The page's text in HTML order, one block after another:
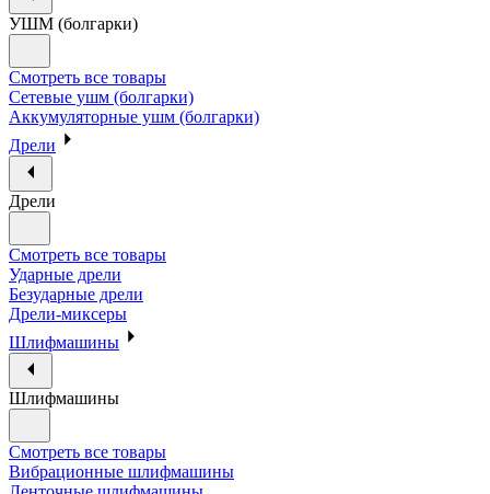
УШМ (болгарки)
Смотреть все товары
Сетевые ушм (болгарки)
Аккумуляторные ушм (болгарки)
Дрели
Дрели
Смотреть все товары
Ударные дрели
Безударные дрели
Дрели-миксеры
Шлифмашины
Шлифмашины
Смотреть все товары
Вибрационные шлифмашины